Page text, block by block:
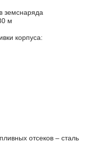
земснаряда
м
корпуса:
отсеков – сталь